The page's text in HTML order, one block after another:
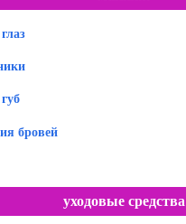
бровей
уходовые средства